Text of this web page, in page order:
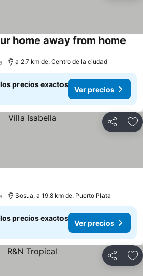
home away from home
a 2.7 km de: Centro de la ciudad
precios exactos
Ver precios
Compartir
Sosua, a 19.8 km de: Puerto Plata
precios exactos
Ver precios
Compartir